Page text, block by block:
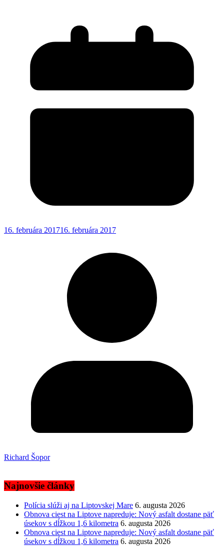
16. februára 201716. februára 2017
Richard Šopor
Najnovšie články
Polícia slúži aj na Liptovskej Mare 6. augusta 2026
Obnova ciest na Liptove napreduje: Nový asfalt dostane päť
úsekov s dĺžkou 1,6 kilometra 6. augusta 2026
Obnova ciest na Liptove napreduje: Nový asfalt dostane päť
úsekov s dĺžkou 1,6 kilometra 6. augusta 2026